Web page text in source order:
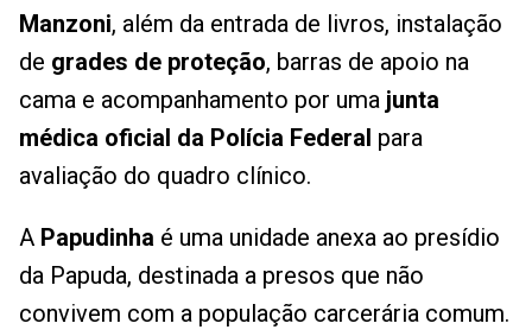
Manzoni, além da entrada de livros, instalação
de grades de proteção, barras de apoio na
cama e acompanhamento por uma junta
médica oficial da Polícia Federal para
avaliação do quadro clínico.
A Papudinha é uma unidade anexa ao presídio
da Papuda, destinada a presos que não
convivem com a população carcerária comum.